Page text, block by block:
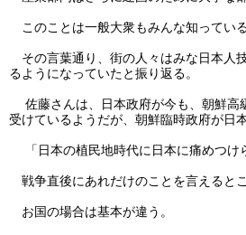
このことは一般大衆もみんな知ってい
その言葉通り、街の人々はみな日本人
るようになっていたと振り返る。
佐藤さんは、日本政府が今も、朝鮮高
受けているようだが、朝鮮臨時政府が日
「日本の植民地時代に日本に痛めつけ
戦争直後にあれだけのことを言えると
お国の場合は基本が違う。